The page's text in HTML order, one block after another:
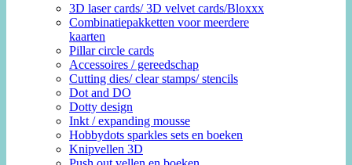
3D laser cards/ 3D velvet cards/Bloxxx
Combinatiepakketten voor meerdere
kaarten
Pillar circle cards
Accessoires / gereedschap
Cutting dies/ clear stamps/ stencils
Dot and DO
Dotty design
Inkt / expanding mousse
Hobbydots sparkles sets en boeken
Knipvellen 3D